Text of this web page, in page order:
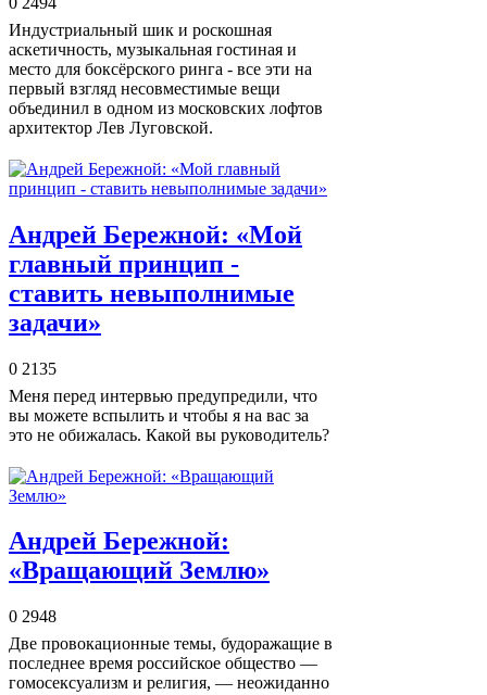
Индустриальный шик и роскошная
аскетичность, музыкальная гостиная и
место для боксёрского ринга - все эти на
первый взгляд несовместимые вещи
объединил в одном из московских лофтов
архитектор Лев Луговской.
Андрей Бережной: «Мой
главный принцип -
ставить невыполнимые
задачи»
0 2135
Меня перед интервью предупредили, что
вы можете вспылить и чтобы я на вас за
это не обижалась. Какой вы руководитель?
Андрей Бережной:
«Вращающий Землю»
0 2948
Две провокационные темы, будоражащие в
последнее время российское общество —
гомосексуализм и религия, — неожиданно